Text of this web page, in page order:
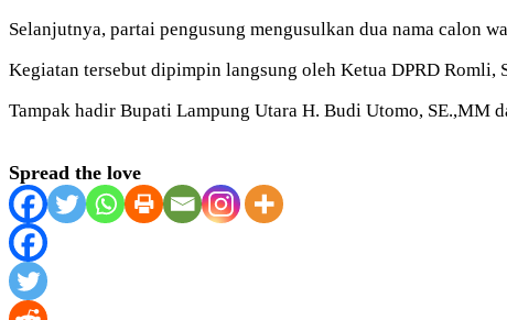
Selanjutnya, partai pengusung mengusulkan dua nama calon
Kegiatan tersebut dipimpin langsung oleh Ketua DPRD
Tampak hadir Bupati Lampung Utara H. Budi Utomo, SE.,MM
Spread the love